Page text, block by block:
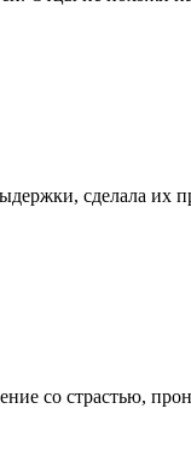
сделала их
со страстью,